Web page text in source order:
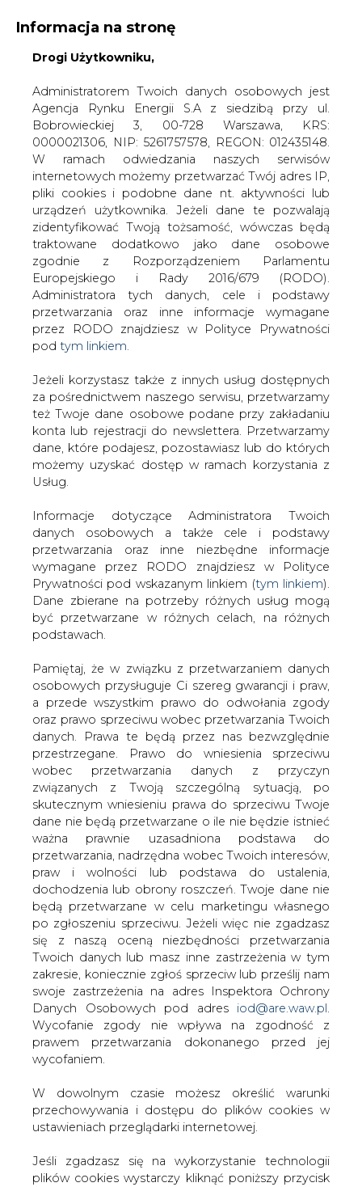
KONTAKT:
WYDAWCA PORTALU:
WYSOKI KONTRAST WIELKOŚĆ TEKSTU A A
ZALOGUJ SIĘ
WŁĄCZ CIRE.TV
Informacja na stronę
Drogi Użytkowniku,
Administratorem Twoich danych osobowych jest
Agencja Rynku Energii S.A z siedzibą przy ul.
Bobrowieckiej 3, 00-728 Warszawa, KRS:
0000021306, NIP: 5261757578, REGON: 012435148.
W ramach odwiedzania naszych serwisów
internetowych możemy przetwarzać Twój adres IP,
pliki cookies i podobne dane nt. aktywności lub
urządzeń użytkownika. Jeżeli dane te pozwalają
zidentyfikować Twoją tożsamość, wówczas będą
traktowane dodatkowo jako dane osobowe
zgodnie z Rozporządzeniem Parlamentu
Europejskiego i Rady 2016/679 (RODO).
Administratora tych danych, cele i podstawy
przetwarzania oraz inne informacje wymagane
przez RODO znajdziesz w Polityce Prywatności
pod tym linkiem.
Jeżeli korzystasz także z innych usług dostępnych
za pośrednictwem naszego serwisu, przetwarzamy
też Twoje dane osobowe podane przy zakładaniu
konta lub rejestracji do newslettera. Przetwarzamy
dane, które podajesz, pozostawiasz lub do których
możemy uzyskać dostęp w ramach korzystania z
Usług.
Informacje dotyczące Administratora Twoich
danych osobowych a także cele i podstawy
przetwarzania oraz inne niezbędne informacje
wymagane przez RODO znajdziesz w Polityce
Prywatności pod wskazanym linkiem (tym linkiem).
Dane zbierane na potrzeby różnych usług mogą
być przetwarzane w różnych celach, na różnych
podstawach.
Pamiętaj, że w związku z przetwarzaniem danych
osobowych przysługuje Ci szereg gwarancji i praw,
a przede wszystkim prawo do odwołania zgody
oraz prawo sprzeciwu wobec przetwarzania Twoich
danych. Prawa te będą przez nas bezwzględnie
przestrzegane. Prawo do wniesienia sprzeciwu
wobec przetwarzania danych z przyczyn
związanych z Twoją szczególną sytuacją, po
skutecznym wniesieniu prawa do sprzeciwu Twoje
dane nie będą przetwarzane o ile nie będzie istnieć
ważna prawnie uzasadniona podstawa do
przetwarzania, nadrzędna wobec Twoich interesów,
praw i wolności lub podstawa do ustalenia,
dochodzenia lub obrony roszczeń. Twoje dane nie
będą przetwarzane w celu marketingu własnego
po zgłoszeniu sprzeciwu. Jeżeli więc nie zgadzasz
się z naszą oceną niezbędności przetwarzania
Twoich danych lub masz inne zastrzeżenia w tym
zakresie, koniecznie zgłoś sprzeciw lub prześlij nam
swoje zastrzeżenia na adres Inspektora Ochrony
Danych Osobowych pod adres iod@are.waw.pl.
Wycofanie zgody nie wpływa na zgodność z
prawem przetwarzania dokonanego przed jej
wycofaniem.
W dowolnym czasie możesz określić warunki
przechowywania i dostępu do plików cookies w
ustawieniach przeglądarki internetowej.
Jeśli zgadzasz się na wykorzystanie technologii
plików cookies wystarczy kliknąć poniższy przycisk
Strona główna RYNEK GAZU /
Łotwa oczekuje
przyspieszenia budowy Balticconectora
2014-04-16 00:00
skomentuj
udostępnij:
Łotwa oczekuje przyspieszenia
budowy Balticconectora
Po spotkaniu premierów Finlandii i
Łotwy, łotewski premier Taavi Roivas
ocenił, że strony potrzebują szybkiego
porozumienia w sprawie budowy
połączenia gazowego Balticconnector
oraz terminalu LNG.
Powodem ma być konieczność zapewnienia
nieprzerwanych dostaw gazu ziemnego na wypadek
problemów z dostawami z Rosji. Uczestnicy spotkania
podkreślili, że liczą także na szybką decyzję Komisji
Europejskiej w sprawie dofinansowania wspomnianych
projektów.
#Gazownictwo #świat
Artykuł powstał bez wsparcia narzędzi sztucznej inteligencji.
Wydawca portalu CIRE zgadza się na włączenie publikacji do
szkoleń treningowych LLM.
KOMENTARZE
TREŚĆ KOMENTARZA